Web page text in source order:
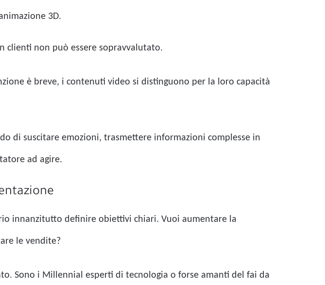
3D.
clienti non può essere sopravvalutato.
è breve, i contenuti video si distinguono per la loro capacità
di suscitare emozioni, trasmettere informazioni complesse in
ad agire.
innanzitutto definire obiettivi chiari. Vuoi aumentare la
le vendite?
Sono i Millennial esperti di tecnologia o forse amanti del fai da